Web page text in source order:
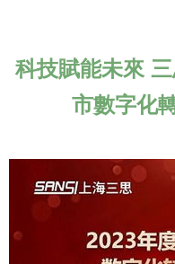
科技賦能未來
市數字化